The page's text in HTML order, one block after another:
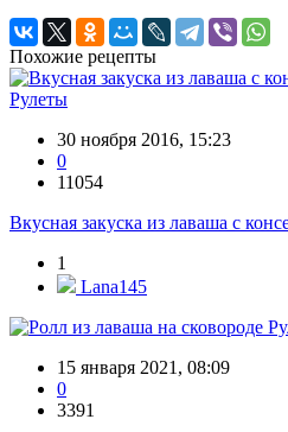
Похожие рецепты
Рулеты
30 ноября 2016, 15:23
0
11054
Вкусная закуска из лаваша с
1
Lana145
15 января 2021, 08:09
0
3391